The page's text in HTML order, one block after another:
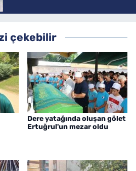
çekebilir
Dere yatağında oluşan gölet
Ertuğrul'un mezar oldu